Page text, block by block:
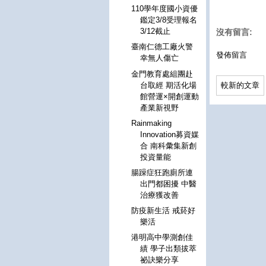
沒有留言:
發佈留言
較新的文章
110學年度國小資優
鑑定3/8受理報名
3/12截止
臺南仁德工廠火警
幸無人傷亡
金門教育處組團赴
台取經 期活化場
館營運×開創運動
產業新視野
Rainmaking
Innovation募資媒
合 南科彙集新創
投資量能
腸躁症狂跑廁所連
出門都困擾 中醫
治療獲改善
防疫新生活 戒菸好
樂活
港明高中學測創佳
績 學子出類拔萃
祕訣樂分享